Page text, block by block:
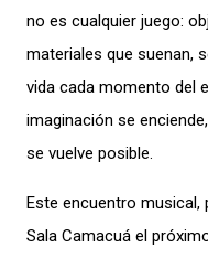
no es cualquier juego:
materiales que suenan,
vida cada momento del
imaginación se
se vuelve posible.
Este encuentro musical,
Sala Camacuá el